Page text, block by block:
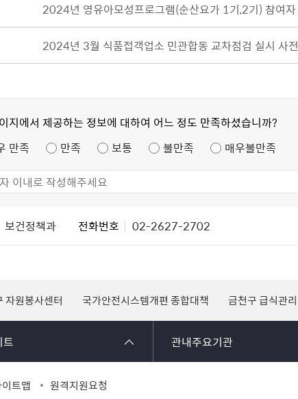
2024년 영유아모성프로그램(순산요가 1기,2기) 참여자
2024년 3월 식품접객업소 민관합동 교차점검 실시 사
지에서 제공하는 정보에 대하여 어느 정도 만족하셨습니까?
만족
만족 보통 불만족 매우불만족
보건정책과 전화번호 02-2627-2702
자원봉사센터 국가안전시스템개편 종합대책 금천구 급식관
트 관내주요기관
트맵 원격지원요청